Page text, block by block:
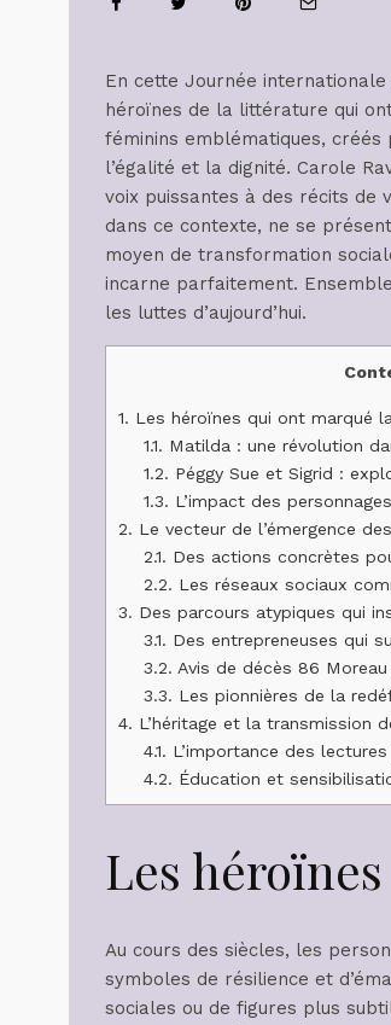
En cette Journée
héroïnes de la littérature qui
féminins emblématiques,
l’égalité et la dignité. Carole
voix puissantes à des récits
dans ce contexte, ne se
moyen de transformation
incarne parfaitement.
les luttes d’aujourd’hui.
1. Les héroïnes qui ont marqué
1.1. Matilda : une révolution
1.2. Péggy Sue et Sigrid :
1.3. L’impact des
2. Le vecteur de l’émergence
2.1. Des actions concrètes
2.2. Les réseaux sociaux
3. Des parcours atypiques qui
3.1. Des entrepreneuses qui
3.2. Avis de décès 86
3.3. Les pionnières de la
4. L’héritage et la transmission
4.1. L’importance des
4.2. Éducation et
Les
Au cours des siècles, les
symboles de résilience et
sociales ou de figures plus